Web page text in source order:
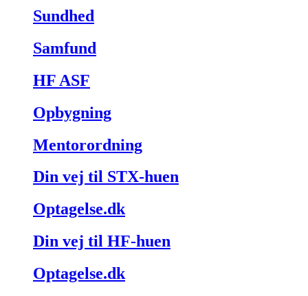
Sundhed
Samfund
HF ASF
Opbygning
Mentorordning
Din vej til STX-huen
Optagelse.dk
Din vej til HF-huen
Optagelse.dk